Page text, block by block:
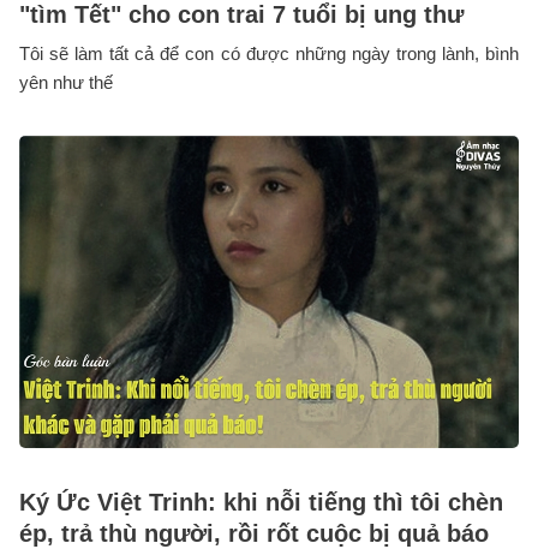
"tìm Tết" cho con trai 7 tuổi bị ung thư
Tôi sẽ làm tất cả để con có được những ngày trong lành, bình
yên như thế
Ký Ức Việt Trinh: khi nỗi tiếng thì tôi chèn
ép, trả thù người, rồi rốt cuộc bị quả báo